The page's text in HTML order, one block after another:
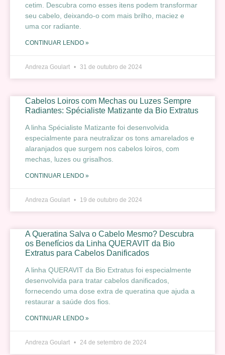
cetim. Descubra como esses itens podem transformar
seu cabelo, deixando-o com mais brilho, maciez e
uma cor radiante.
CONTINUAR LENDO »
Andreza Goulart 31 de outubro de 2024
Cabelos Loiros com Mechas ou Luzes Sempre
Radiantes: Spécialiste Matizante da Bio Extratus
A linha Spécialiste Matizante foi desenvolvida
especialmente para neutralizar os tons amarelados e
alaranjados que surgem nos cabelos loiros, com
mechas, luzes ou grisalhos.
CONTINUAR LENDO »
Andreza Goulart 19 de outubro de 2024
A Queratina Salva o Cabelo Mesmo? Descubra
os Benefícios da Linha QUERAVIT da Bio
Extratus para Cabelos Danificados
A linha QUERAVIT da Bio Extratus foi especialmente
desenvolvida para tratar cabelos danificados,
fornecendo uma dose extra de queratina que ajuda a
restaurar a saúde dos fios.
CONTINUAR LENDO »
Andreza Goulart 24 de setembro de 2024